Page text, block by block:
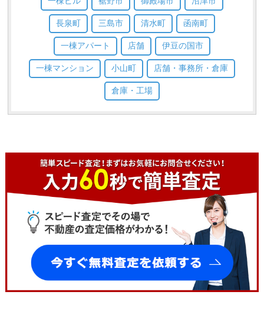
長泉町 三島市 清水町 函南町
一棟アパート 店舗 伊豆の国市
一棟マンション 小山町 店舗・事務所・倉庫
倉庫・工場